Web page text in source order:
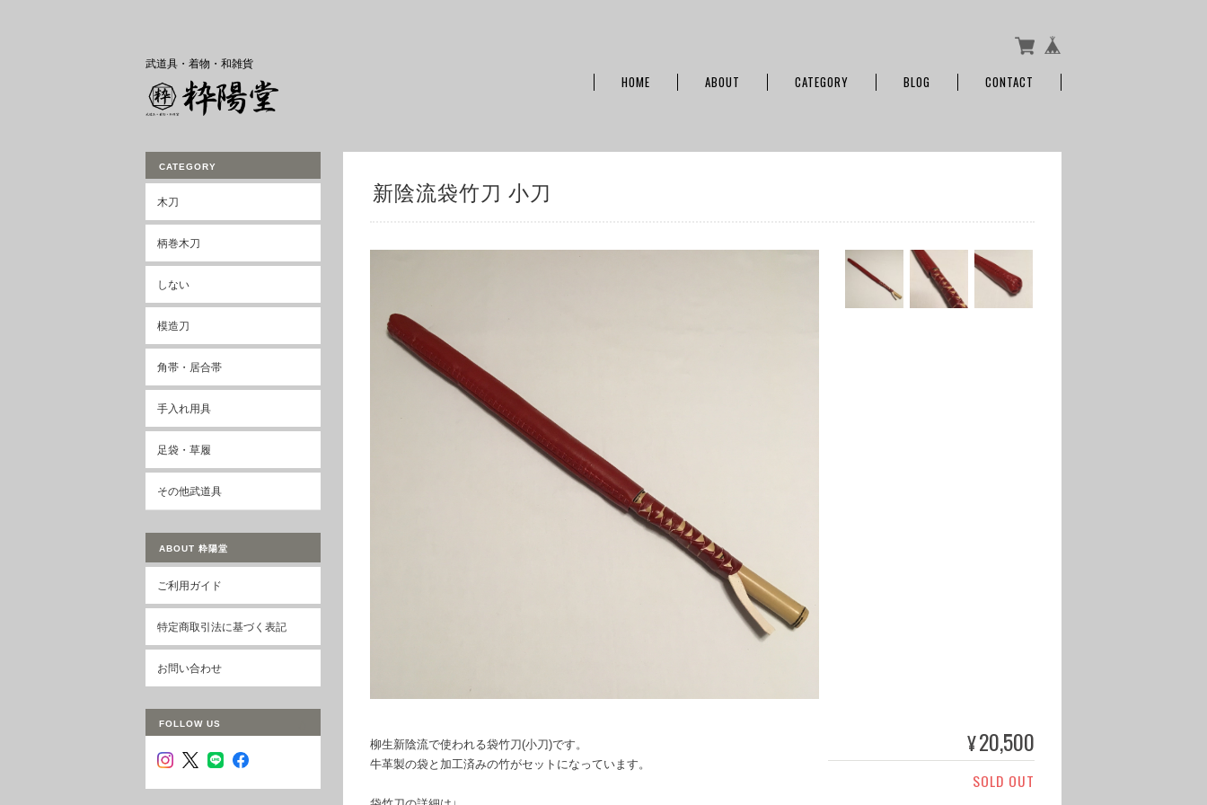
武道具・着物・和雑貨
HOME ABOUT CATEGORY BLOG CONTACT
新陰流袋竹刀 小刀
柳生新陰流で使われる袋竹刀(小刀)です。
牛革製の袋と加工済みの竹がセットになっています。
¥20,500
SOLD OUT
CATEGORY
木刀
柄巻木刀
しない
模造刀
角帯・居合帯
手入れ用具
足袋・草履
その他武道具
ABOUT 粋陽堂
ご利用ガイド
特定商取引法に基づく表記
お問い合わせ
FOLLOW US